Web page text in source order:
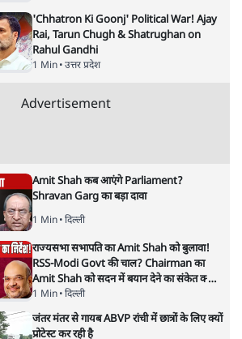
ही सुप्रीम कोर्ट में चुनौती दी जाएगी।
ऑल इंडिया मुसलिम पर्सनल लॉ बोर्ड इसकी
किस आधार पर चुनौती देंगे ये संगठन?